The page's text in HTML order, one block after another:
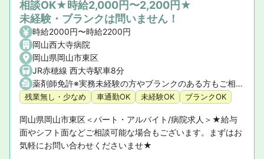
相談OK★時給2,000円〜2,200円★
未経験・ブランクは問いません！
時給2000円〜時給2200円
岡山西大寺病院
岡山県岡山市東区
JR赤穂線 西大寺駅車8分
薬剤師免許※実務未経験の方やブランクのある方もご相談ください。
残業無し・少なめ 車通勤OK 未経験OK ブランクOK
岡山県岡山市東区＜パート・アルバイト/病院求人＞★給与
面やシフト面などご相談可能な場合もございます。まずはお
気軽にお問い合わせくださいませ★